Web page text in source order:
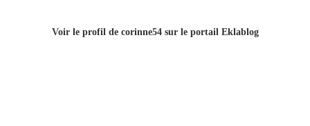
Voir le profil de corinne54sur le portail Eklablog